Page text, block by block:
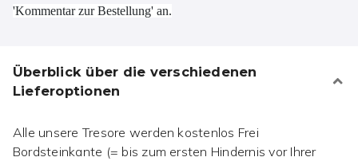
'Kommentar zur Bestellung' an.
Überblick über die verschiedenen
Lieferoptionen
Alle unsere Tresore werden kostenlos Frei
Bordsteinkante (= bis zum ersten Hindernis vor Ihrer